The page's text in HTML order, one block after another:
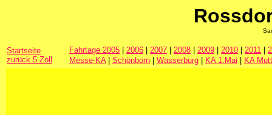
Startseite
zurück 5 Zoll
Fahrtage 2005 2006 2007 2008 2009 2010 2011
Messe-KA| Schönborn Wasserburg KA 1.Mai KA